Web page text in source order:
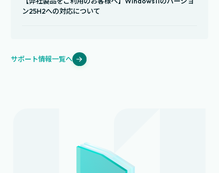
ン25H2への対応について
サポート情報一覧へ